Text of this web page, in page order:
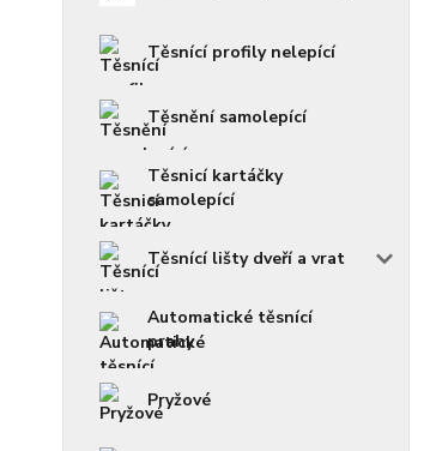
Těsnící profily nelepící
Těsnění samolepící
Těsnicí kartáčky
samolepící
Těsnící lišty dveří a vrat
Automatické těsnící
prahy
Pryžové